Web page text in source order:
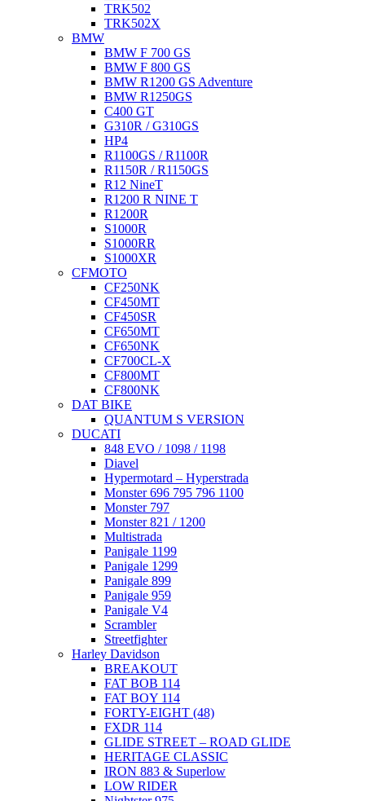
TRK502
TRK502X
BMW
BMW F 700 GS
BMW F 800 GS
BMW R1200 GS Adventure
BMW R1250GS
C400 GT
G310R / G310GS
HP4
R1100GS / R1100R
R1150R / R1150GS
R12 NineT
R1200 R NINE T
R1200R
S1000R
S1000RR
S1000XR
CFMOTO
CF250NK
CF450MT
CF450SR
CF650MT
CF650NK
CF700CL-X
CF800MT
CF800NK
DAT BIKE
QUANTUM S VERSION
DUCATI
848 EVO / 1098 / 1198
Diavel
Hypermotard – Hyperstrada
Monster 696 795 796 1100
Monster 797
Monster 821 / 1200
Multistrada
Panigale 1199
Panigale 1299
Panigale 899
Panigale 959
Panigale V4
Scrambler
Streetfighter
Harley Davidson
BREAKOUT
FAT BOB 114
FAT BOY 114
FORTY-EIGHT (48)
FXDR 114
GLIDE STREET – ROAD GLIDE
HERITAGE CLASSIC
IRON 883 & Superlow
LOW RIDER